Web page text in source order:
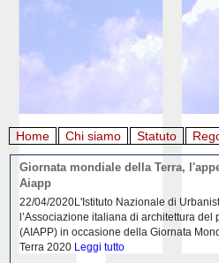
Home Chi siamo Statuto
Giornata mondiale della Terra,
Aiapp
22/04/2020L'Istituto Nazionale di
l’Associazione italiana di architettura del
(AIAPP) in occasione della Giornata
Terra 2020 Leggi tutto